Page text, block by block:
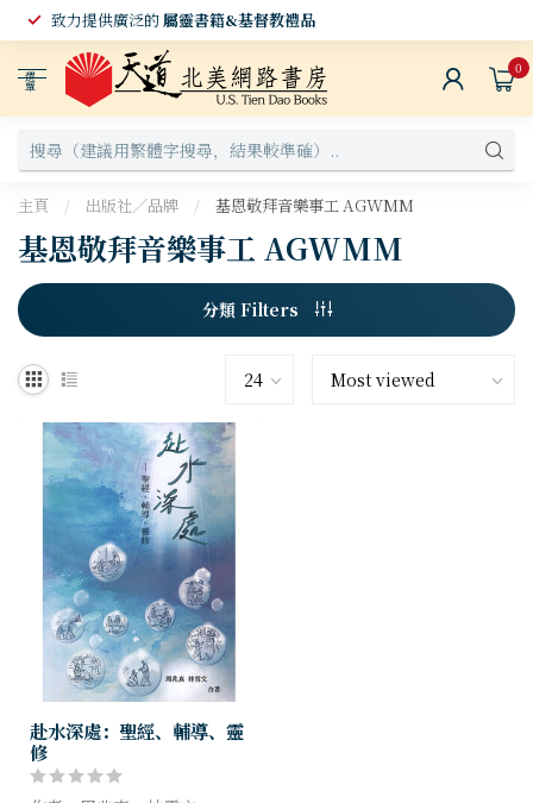
致力提供廣泛的屬靈書籍&基督教禮品
選
單
0
主頁 / 出版社／品牌 / 基恩敬拜音樂事工 AGWMM
基恩敬拜音樂事工 AGWMM
分類 Filters
赴水深處：聖經、輔導、靈
修